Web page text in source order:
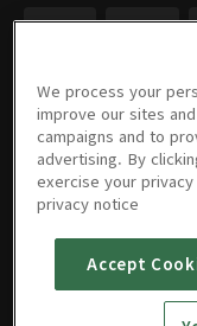
We process your
improve our sites
campaigns and to
advertising. By
exercise your
privacy notice
Accept